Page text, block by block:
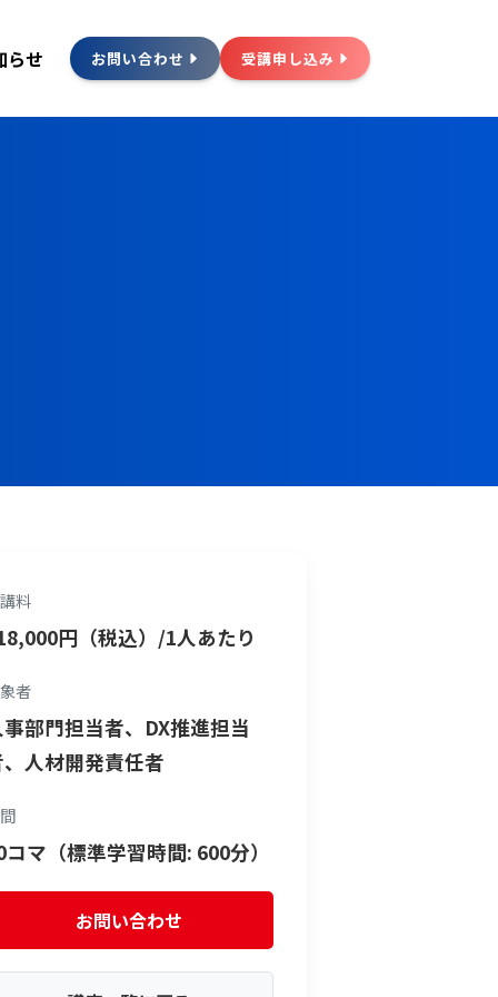
らせ お問い合わせ 受講申し込み
料
円（税込）/1人あたり
者
部門担当者、DX推進担当
人材開発責任者
コマ（標準学習時間: 600分）
お問い合わせ